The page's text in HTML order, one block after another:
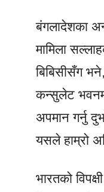
बंगलादेशका
मामिला
बिबिसीसँग
कन्सुलेट
अपमान गर्नु
यसले हाम्रो
भारतको